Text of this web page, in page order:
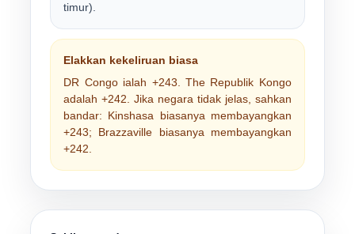
timur).
Elakkan kekeliruan biasa
DR Congo ialah +243 . The Republik Kongo
adalah+242 . Jika negara tidak jelas, sahkan
bandar: Kinshasa biasanya membayangkan
+243; Brazzaville biasanya membayangkan
+242.